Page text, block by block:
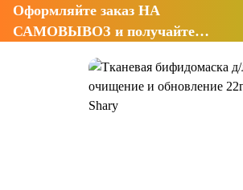
Оформляйте заказ НА
САМОВЫВОЗ и получайте